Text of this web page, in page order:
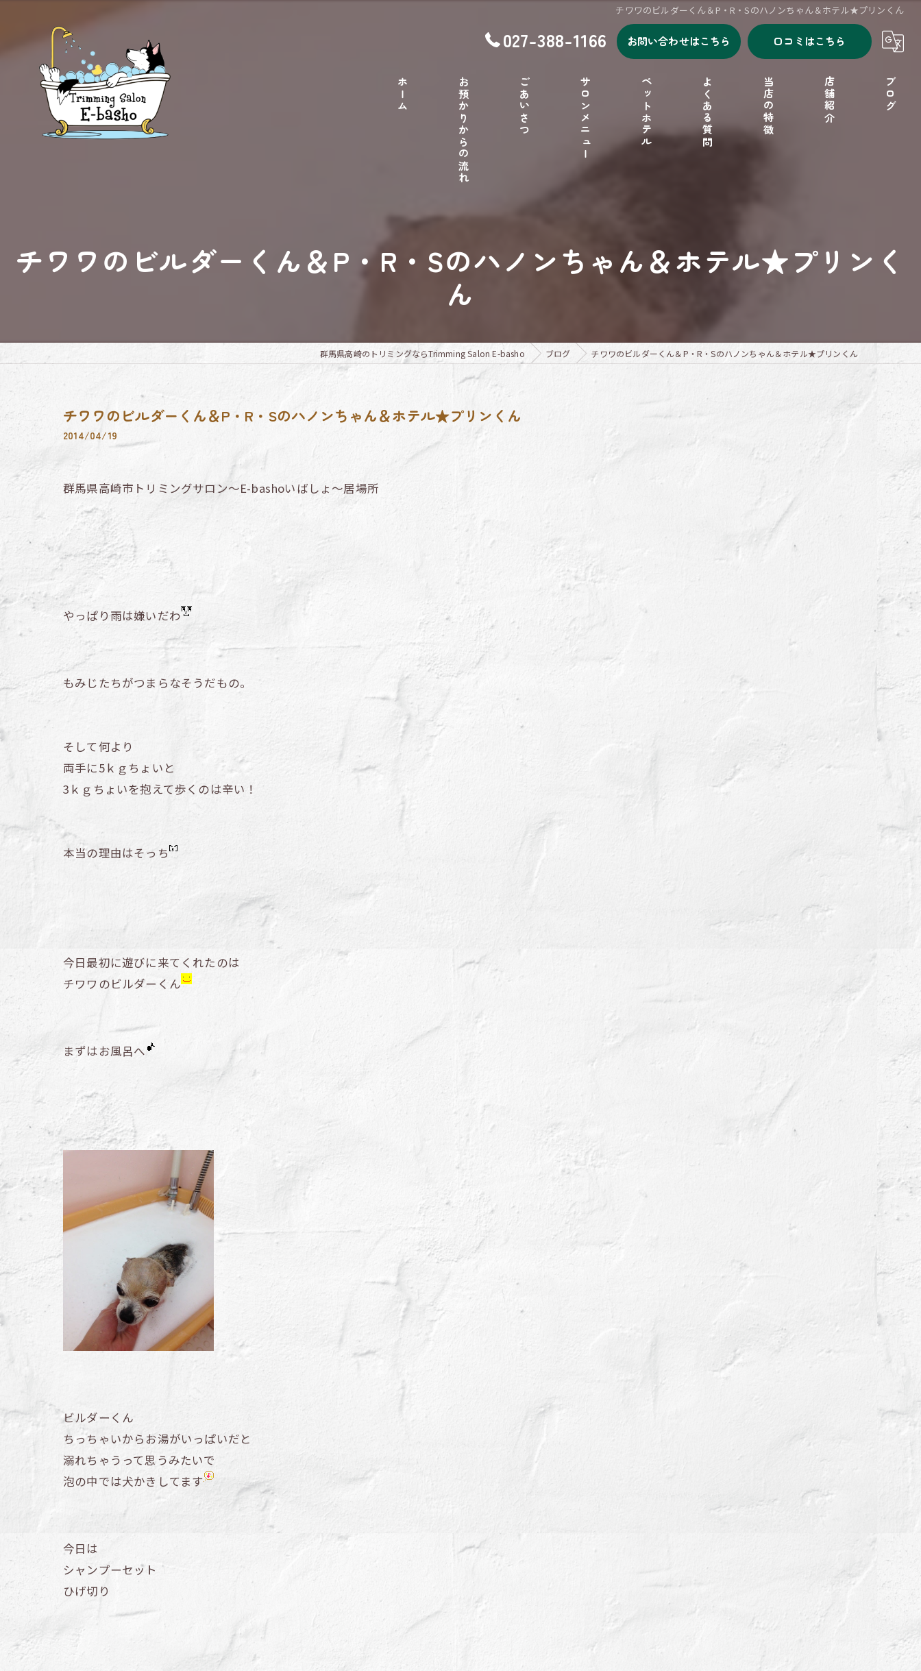
チワワのビルダーくん＆P・R・Sのハノンちゃん＆ホテル★プリンくん
027-388-1166 お問い合わせはこちら 口コミはこちら
ホーム お預かりからの流れ ごあいさつ サロンメニュー ペットホテル よくある質問 当店の特徴
フリーゲージ
店舗紹介 ブログ
チワワのビルダーくん＆P・R・Sのハノンちゃん＆ホテル★プリンく
ん
群馬県高崎のトリミングならTrimming Salon E-basho ブログ チワワのビルダーくん＆P・R・Sのハノンちゃん＆ホテル★プリンくん
チワワのビルダーくん＆P・R・Sのハノンちゃん＆ホテル★プリンくん
2014/04/19
群馬県高崎市トリミングサロン～E-bashoいばしょ～居場所
やっぱり雨は嫌いだわ
もみじたちがつまらなそうだもの。
そして何より
両手に5ｋｇちょいと
3ｋｇちょいを抱えて歩くのは辛い！
本当の理由はそっち
今日最初に遊びに来てくれたのは
チワワのビルダーくん
まずはお風呂へ
ビルダーくん
ちっちゃいからお湯がいっぱいだと
溺れちゃうって思うみたいで
泡の中では犬かきしてます
今日は
シャンプーセット
ひげ切り